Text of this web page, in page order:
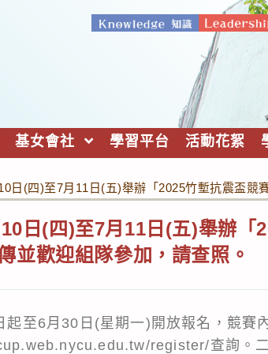
基女會社 學習平台 活動花絮
日(四)至7月11日(五)舉辦「2025竹塹抗震盃
日(四)至7月11日(五)舉辦「
並歡迎組隊參加，請查照。
至6月30日(星期一)開放報名，競賽
register/查詢。